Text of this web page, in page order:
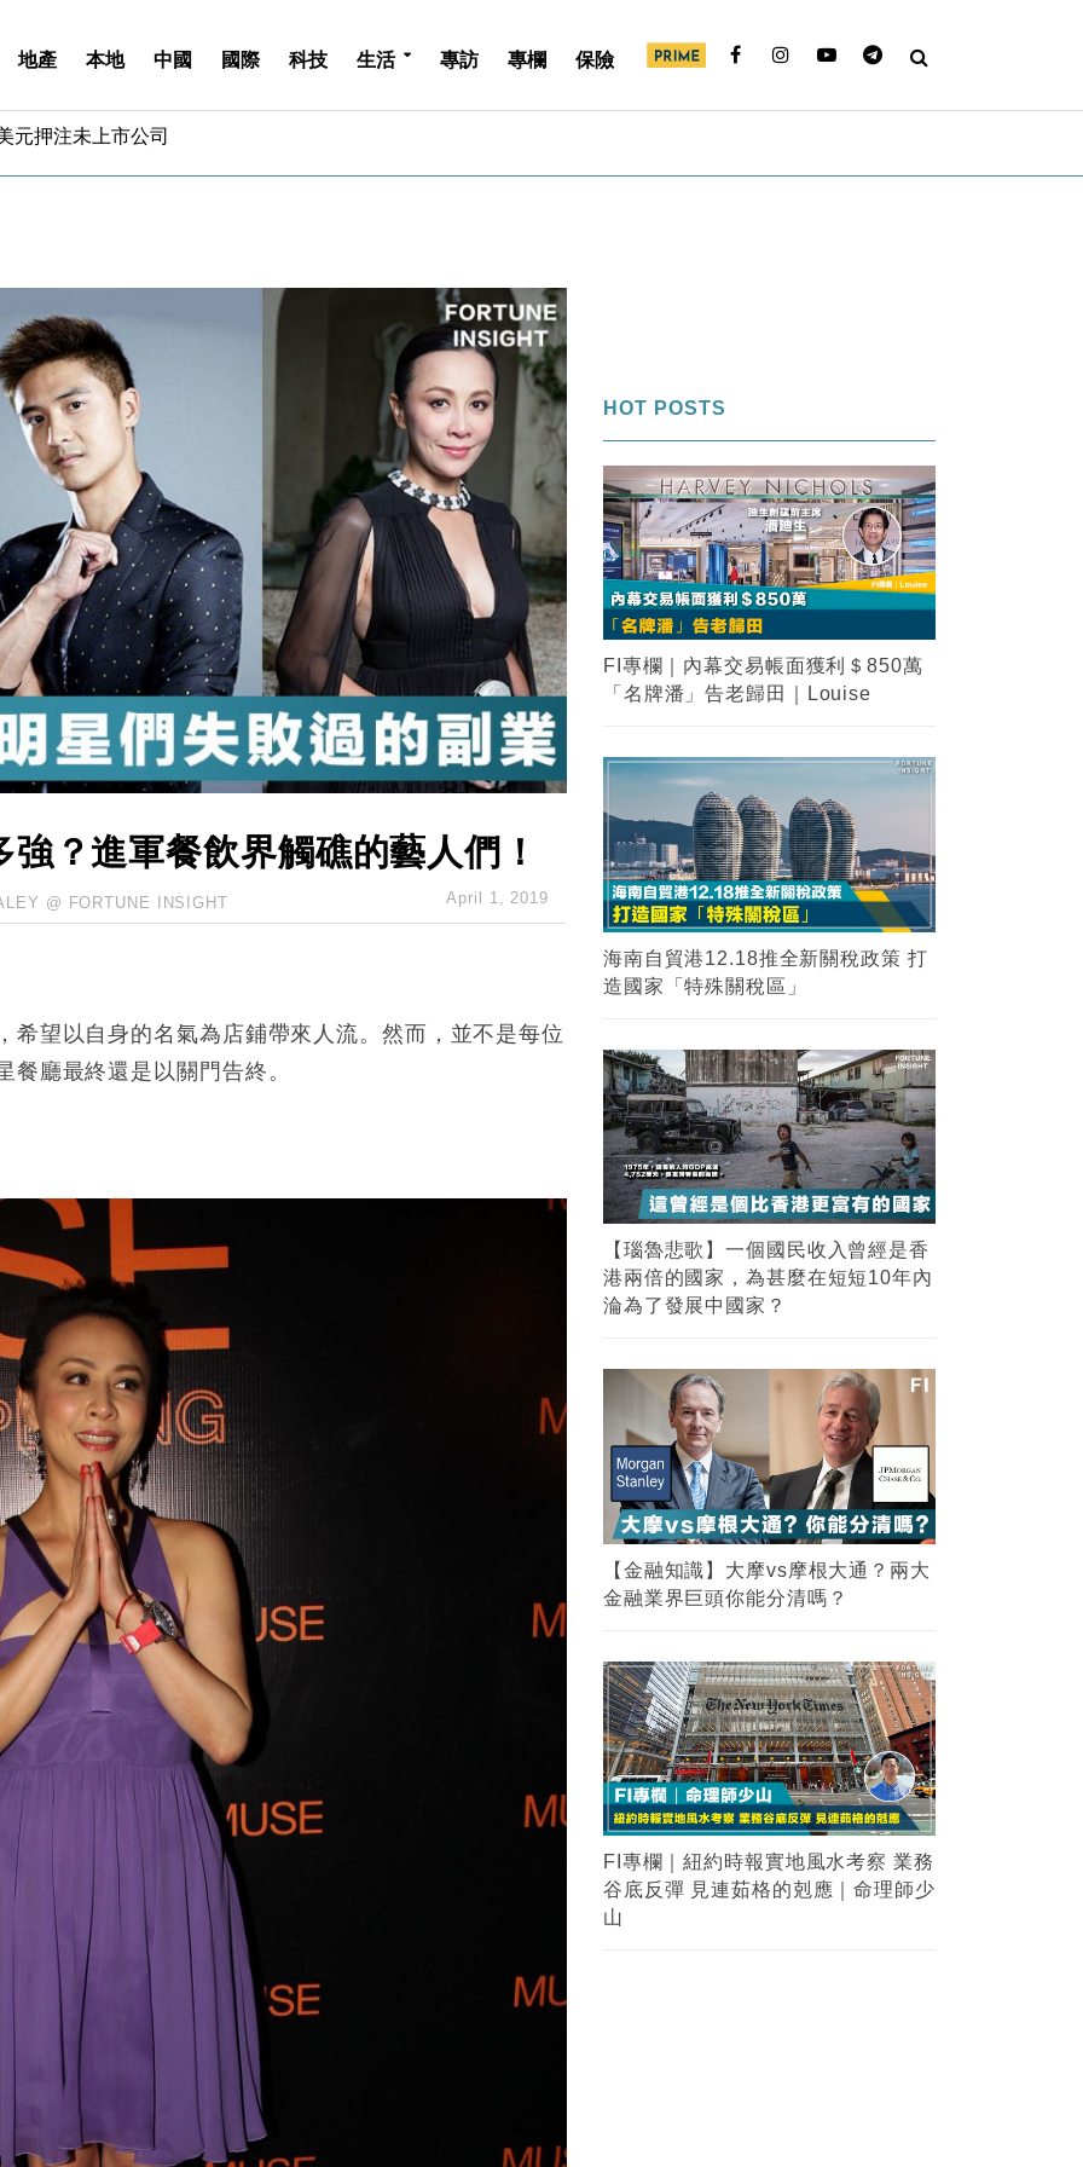
地產 本地 中國 國際 科技 生活 專訪 專欄 保險
元押注未上市公司
市場 加快海外市場落地
14類產品或加徵25%
鉑金卡級別鎖定高消費客群
鐘錶銷售升勢最強
息比率目標維持50%
押注未上市公司
市場 加快海外市場落地
億翻新香港及東京半島
男子攜槍彈被捕
放慢兼縮減人手
租用Google晶片
14類產品或加徵25%
鉑金卡級別鎖定高消費客群
寶鐘錶銷售升勢最強
息比率目標維持50%
？進軍餐飲界觸礁的藝人們！
@ FORTUNE INSIGHT April 1, 2019
希望以自身的名氣為店鋪帶來人流。然而，並不是每位
廳最終還是以關門告終。
HOT POSTS
FI專欄｜內幕交易帳面獲利＄850萬
「名牌潘」告老歸田｜Louise
海南自貿港12.18推全新關稅政策 打
造國家「特殊關稅區」
【瑙魯悲歌】一個國民收入曾經是香
港兩倍的國家，為甚麼在短短10年內
淪為了發展中國家？
【金融知識】大摩vs摩根大通？兩大
金融業界巨頭你能分清嗎？
FI專欄｜紐約時報實地風水考察 業務
谷底反彈 見連茹格的剋應｜命理師少
山